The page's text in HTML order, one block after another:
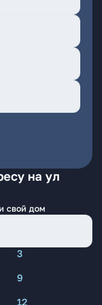
на ул
свой дом
3
9
12